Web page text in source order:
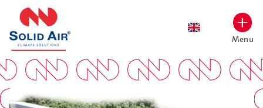
overslaan
Menu